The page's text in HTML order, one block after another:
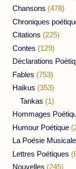
Chansons (478)
Chroniques
Citations (225)
Contes (129)
Déclarations
Fables (753)
Haikus (353)
Tankas (1)
Hommages
Humour Poétique
La Poésie Musicale
Lettres Poétiques
Nouvelles (245)